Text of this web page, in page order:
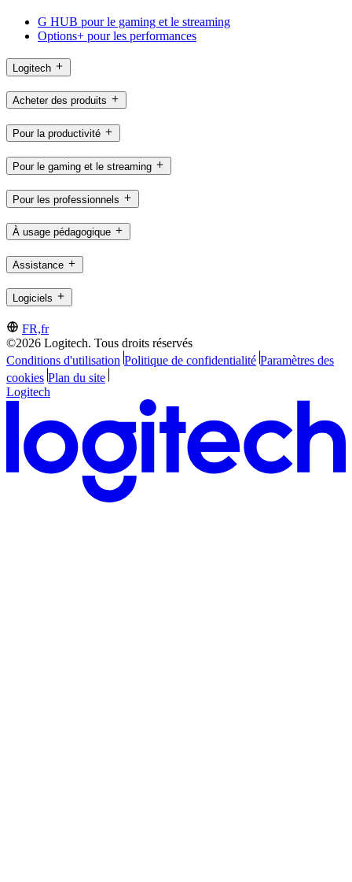
G HUB pour le gaming et le streaming
Options+ pour les performances
Logitech
Acheter des produits
Pour la productivité
Pour le gaming et le streaming
Pour les professionnels
À usage pédagogique
Assistance
Logiciels
FR,fr
©2026 Logitech. Tous droits réservés
Conditions d'utilisation Politique de confidentialité Paramètres des
cookies Plan du site
Logitech